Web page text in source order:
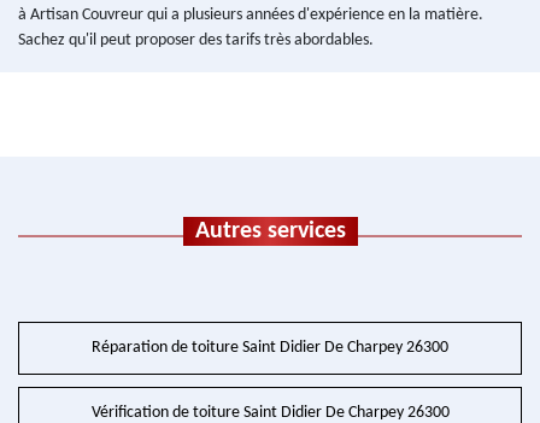
à Artisan Couvreur qui a plusieurs années d'expérience en la matière.
Sachez qu'il peut proposer des tarifs très abordables.
Autres services
Réparation de toiture Saint Didier De Charpey 26300
Vérification de toiture Saint Didier De Charpey 26300